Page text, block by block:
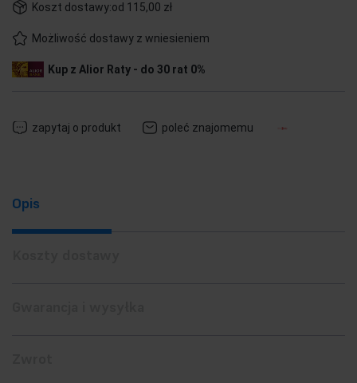
Koszt dostawy:od 115,00 zł
Możliwość dostawy z wniesieniem
Kup z Alior Raty - do 30 rat 0%
zapytaj o produkt poleć znajomemu
Opis